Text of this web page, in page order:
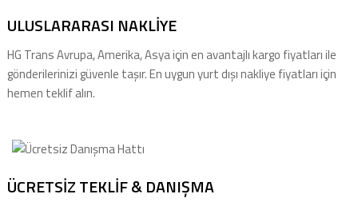
ULUSLARARASI NAKLİYE
HG Trans Avrupa, Amerika, Asya için en avantajlı kargo fiyatları ile
gönderilerinizi güvenle taşır. En uygun yurt dışı nakliye fiyatları için
hemen teklif alın.
ÜCRETSİZ TEKLİF & DANIŞMA